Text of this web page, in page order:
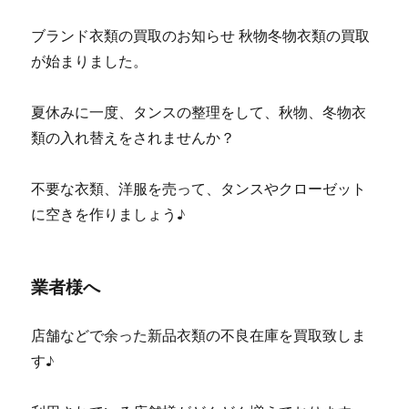
ブランド衣類の買取のお知らせ 秋物冬物衣類の買取
が始まりました。
夏休みに一度、タンスの整理をして、秋物、冬物衣
類の入れ替えをされませんか？
不要な衣類、洋服を売って、タンスやクローゼット
に空きを作りましょう♪
業者様へ
店舗などで余った新品衣類の不良在庫を買取致しま
す♪